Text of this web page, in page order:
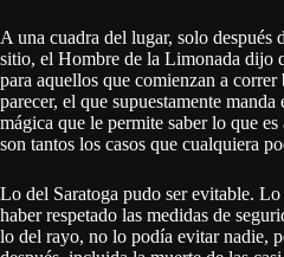
A una cuadra del lugar, solo después
sitio, el Hombre de la Limonada dijo
para aquellos que comienzan a correr
parecer, el que supuestamente
mágica que le permite saber lo que
son tantos los casos que cualquiera
Lo del Saratoga pudo ser evitable. Lo
haber respetado las medidas de
lo del rayo, no lo podía evitar nadie,